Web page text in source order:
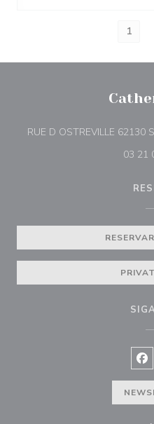
1
RUE D OSTREVILLE 62130
03 21